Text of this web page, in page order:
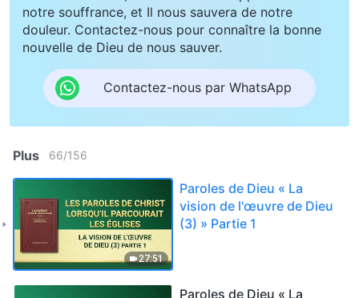
notre souffrance, et Il nous sauvera de notre
douleur. Contactez-nous pour connaître la bonne
nouvelle de Dieu de nous sauver.
Contactez-nous par WhatsApp
Plus 66/156
27:51
Paroles de Dieu « La
vision de l'œuvre de Dieu
(3) » Partie 1
Paroles de Dieu « La